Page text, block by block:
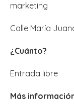
marketing
Calle María
¿Cuánto?
Entrada libre
Más